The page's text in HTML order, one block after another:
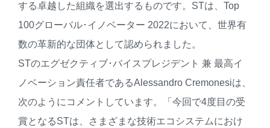
する卓越した組織を選出するものです。STは、Top
100グローバル･イノベーター 2022において、世界有
数の革新的な団体として認められました。
STのエグゼクティブ･バイスプレジデント 兼 最高イ
ノベーション責任者であるAlessandro Cremonesiは、
次のようにコメントしています。「今回で4度目の受
賞となるSTは、さまざまな技術エコシステムにおけ